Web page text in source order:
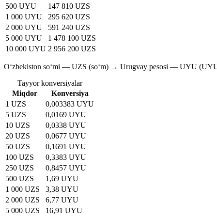
500 UYU
147 810 UZS
1 000 UYU
295 620 UZS
2 000 UYU
591 240 UZS
5 000 UYU
1 478 100 UZS
10 000 UYU 2 956 200 UZS
O‘zbekiston so‘mi — UZS (soʻm) → Urugvay pesosi — UYU
Tayyor konversiyalar
Miqdor
Konversiya
1 UZS
0,003383 UYU
5 UZS
0,0169 UYU
10 UZS
0,0338 UYU
20 UZS
0,0677 UYU
50 UZS
0,1691 UYU
100 UZS
0,3383 UYU
250 UZS
0,8457 UYU
500 UZS
1,69 UYU
1 000 UZS
3,38 UYU
2 000 UZS
6,77 UYU
5 000 UZS
16,91 UYU